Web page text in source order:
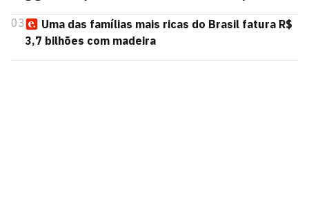
03
Uma das famílias mais ricas do Brasil fatura R$
3,7 bilhões com madeira